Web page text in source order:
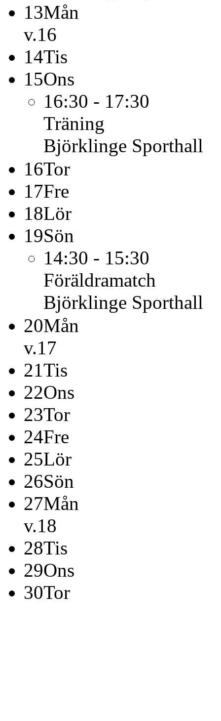
13Mån
v.16
14Tis
15Ons
16:30 - 17:30
Träning
Björklinge Sporthall
16Tor
17Fre
18Lör
19Sön
14:30 - 15:30
Föräldramatch
Björklinge Sporthall
20Mån
v.17
21Tis
22Ons
23Tor
24Fre
25Lör
26Sön
27Mån
v.18
28Tis
29Ons
30Tor